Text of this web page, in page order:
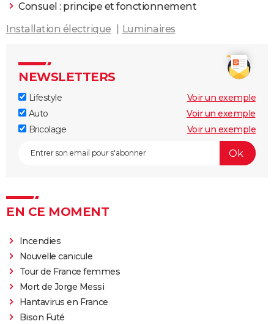
Consuel : principe et fonctionnement
Installation électrique
Luminaires
NEWSLETTERS
Lifestyle
Voir un exemple
Auto
Voir un exemple
Bricolage
Voir un exemple
EN CE MOMENT
Incendies
Nouvelle canicule
Tour de France femmes
Mort de Jorge Messi
Hantavirus en France
Bison Futé